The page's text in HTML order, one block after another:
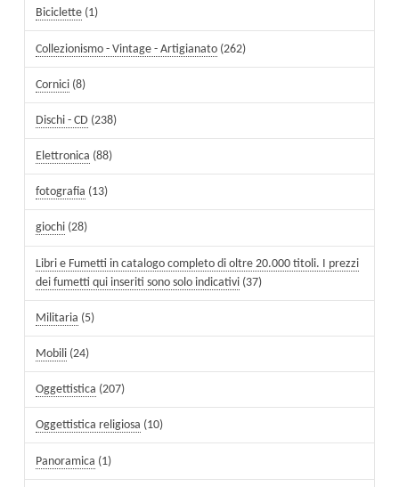
Biciclette (1)
Collezionismo - Vintage - Artigianato (262)
Cornici (8)
Dischi - CD (238)
Elettronica (88)
fotografia (13)
giochi (28)
Libri e Fumetti in catalogo completo di oltre 20.000 titoli. I prezzi
dei fumetti qui inseriti sono solo indicativi (37)
Militaria (5)
Mobili (24)
Oggettistica (207)
Oggettistica religiosa (10)
Panoramica (1)